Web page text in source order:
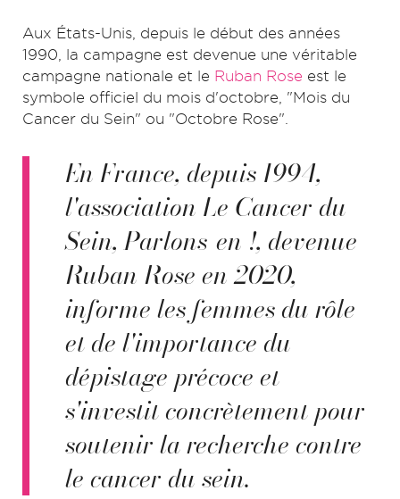
Aux États-Unis, depuis le début des années
1990, la campagne est devenue une véritable
campagne nationale et le Ruban Rose est le
symbole officiel du mois d'octobre, "Mois du
Cancer du Sein" ou "Octobre Rose".
En France, depuis 1994,
l'association Le Cancer du
Sein, Parlons-en !, devenue
Ruban Rose en 2020,
informe les femmes du rôle
et de l'importance du
dépistage précoce et
s'investit concrètement pour
soutenir la recherche contre
le cancer du sein.